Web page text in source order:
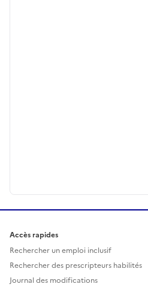
Accès rapides
Rechercher un emploi inclusif
Rechercher des prescripteurs habilités
Journal des modifications